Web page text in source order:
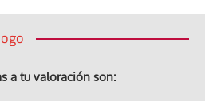
a tu valoración son: